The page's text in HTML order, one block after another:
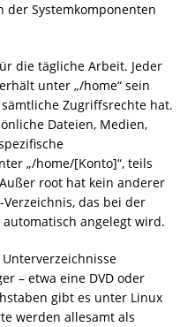
der Systemkomponenten
die tägliche Arbeit. Jeder
unter „/home“ sein
Zugriffsrechte hat.
Dateien, Medien,
„/home/[Konto]“, teils
root hat kein anderer
das bei der
angelegt wird.
– etwa eine DVD oder
gibt es unter Linux
werden allesamt als